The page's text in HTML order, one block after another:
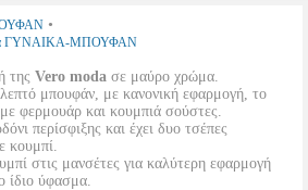
•
ΓΥΝΑΙΚΑ-ΜΠΟΥΦΑΝ
της Vero moda σε μαύρο χρώμα.
μπουφάν, με κανονική εφαρμογή, το
φερμουάρ και κουμπιά σούστες.
περίσφιξης και έχει δυο τσέπες
κουμπί.
στις μανσέτες για καλύτερη εφαρμογή
ίδιο ύφασμα.